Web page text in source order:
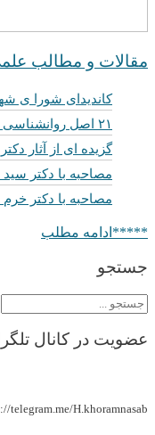
مقالات و مطالب
کاندیدای شورا ی
۲۱ اصل روانشناسی در فروش
گزیده ای از آثار
مصاحبه با دکتر
مصاحبه با دکتر
*****ادامه مطلب
جستجو
عضویت در کانال
telegram.me/H.khoramnasab